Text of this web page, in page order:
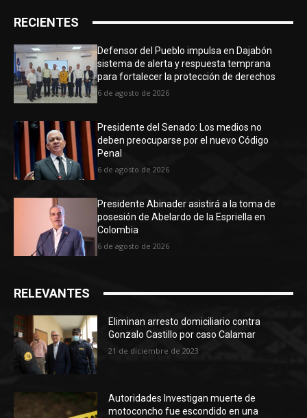
RECIENTES
Defensor del Pueblo impulsa en Dajabón
sistema de alerta y respuesta temprana
para fortalecer la protección de derechos
6 de agosto de 2026
Presidente del Senado: Los medios no
deben preocuparse por el nuevo Código
Penal
6 de agosto de 2026
Presidente Abinader asistirá a la toma de
posesión de Abelardo de la Espriella en
Colombia
6 de agosto de 2026
RELEVANTES
Eliminan arresto domiciliario contra
Gonzalo Castillo por caso Calamar
21 de diciembre de 2023
Autoridades Investigan muerte de
motoconcho fue escondido en una